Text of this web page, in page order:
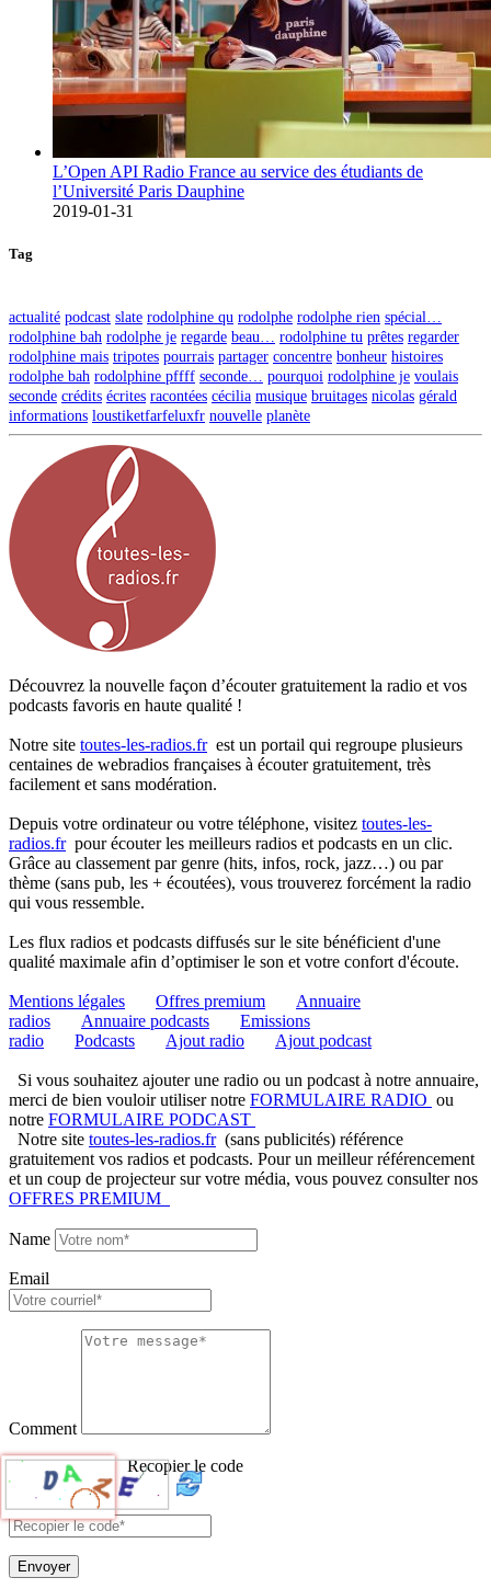
L’Open API Radio France au service des étudiants de
l’Université Paris Dauphine
2019-01-31
Tag
actualité podcast slate rodolphine qu rodolphe rodolphe rien spécial…
rodolphine bah rodolphe je regarde beau… rodolphine tu prêtes regarder
rodolphine mais tripotes pourrais partager concentre bonheur histoires
rodolphe bah rodolphine pffff seconde… pourquoi rodolphine je voulais
seconde crédits écrites racontées cécilia musique bruitages nicolas gérald
informations loustiketfarfeluxfr nouvelle planète
Découvrez la nouvelle façon d’écouter gratuitement la radio et vos
podcasts favoris en haute qualité !
Notre site toutes-les-radios.frest un portail qui regroupe plusieurs
centaines de webradios françaises à écouter gratuitement, très
facilement et sans modération.
Depuis votre ordinateur ou votre téléphone, visitez toutes-les-
radios.frpour écouter les meilleurs radios et podcasts en un clic.
Grâce au classement par genre (hits, infos, rock, jazz…) ou par
thème (sans pub, les + écoutées), vous trouverez forcément la radio
qui vous ressemble.
Les flux radios et podcasts diffusés sur le site bénéficient d'une
qualité maximale afin d’optimiser le son et votre confort d'écoute.
Mentions légales Offres premium
Annuaire
radios
Annuaire podcasts
Emissions
radio
Podcasts Ajout radio Ajout podcast
Si vous souhaitez ajouter une radio ou un podcast à notre annuaire,
merci de bien vouloir utiliser notre FORMULAIRE RADIO ou
notre FORMULAIRE PODCAST
Notre site toutes-les-radios.fr(sans publicités) référence
gratuitement vos radios et podcasts. Pour un meilleur référencement
et un coup de projecteur sur votre média, vous pouvez consulter nos
OFFRES PREMIUM
Name
Email
Comment
Recopier le code
Envoyer